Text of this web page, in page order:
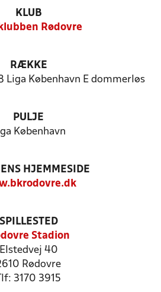
KLUB
Rødovre
RÆKKE
Liga København E dommerløs
PULJE
København
HJEMMESIDE
SPILLESTED
Stadion
Elstedvej 40
Rødovre
Tlf: 3170 3915